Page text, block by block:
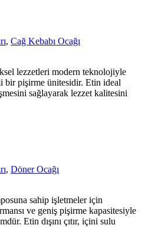
, Cağ Kebabı Ocağı
lezzetleri modern teknolojiyle
bir pişirme ünitesidir. Etin ideal
sağlayarak lezzet kalitesini
, Döner Ocağı
sahip işletmeler için
ve geniş pişirme kapasitesiyle
Etin dışını çıtır, içini sulu